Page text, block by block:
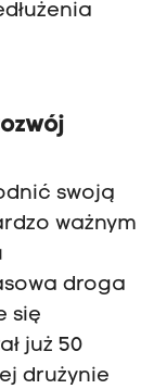
swoją
ważnym
droga
się
już 50
drużynie